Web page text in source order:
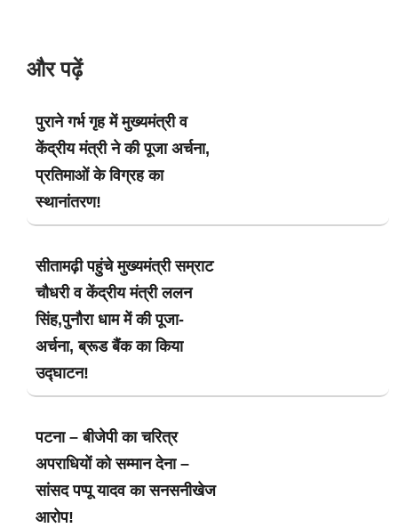
और पढ़ें
पुराने गर्भ गृह में मुख्यमंत्री व
केंद्रीय मंत्री ने की पूजा अर्चना,
प्रतिमाओं के विग्रह का
स्थानांतरण!
सीतामढ़ी पहुंचे मुख्यमंत्री सम्राट
चौधरी व केंद्रीय मंत्री ललन
सिंह,पुनौरा धाम में की पूजा-
अर्चना, ब्रूड बैंक का किया
उद्घाटन!
पटना – बीजेपी का चरित्र
अपराधियों को सम्मान देना –
सांसद पप्पू यादव का सनसनीखेज
आरोप!